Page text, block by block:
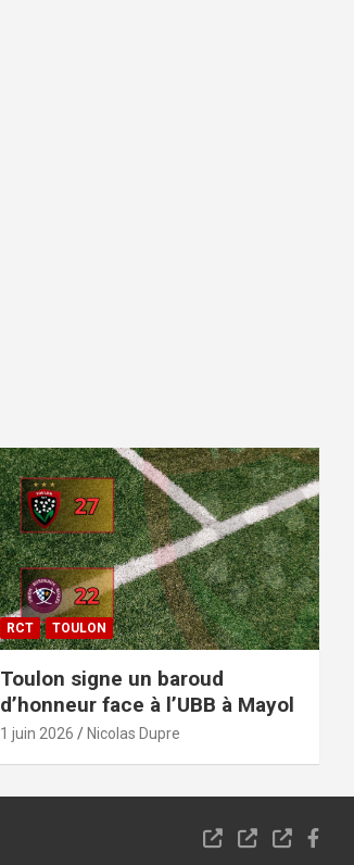
RCT TOULON
Toulon signe un baroud
d’honneur face à l’UBB à Mayol
1 juin 2026 Nicolas Dupre